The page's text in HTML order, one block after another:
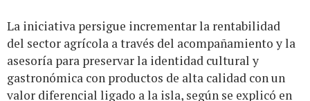
La iniciativa persigue incrementar la rentabilidad
del sector agrícola a través del acompañamiento y la
asesoría para preservar la identidad cultural y
gastronómica con productos de alta calidad con un
valor diferencial ligado a la isla, según se explicó en